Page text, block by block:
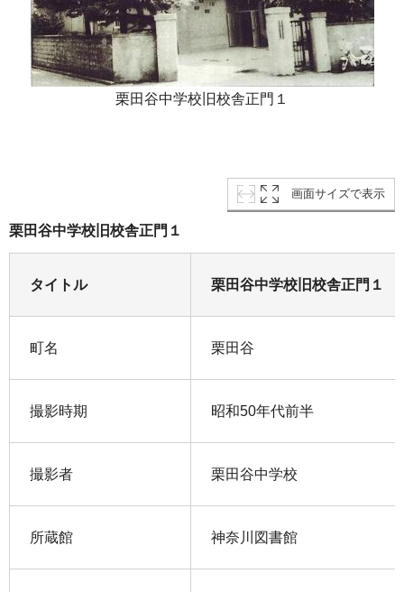
栗田谷中学校旧校舎正門１
画面サイズで表示
栗田谷中学校旧校舎正門１
タイトル 栗田谷中学校旧校舎正門１
町名 栗田谷
撮影時期 昭和50年代前半
撮影者 栗田谷中学校
所蔵館 神奈川図書館